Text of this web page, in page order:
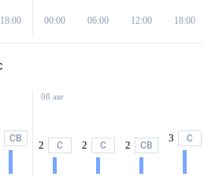
18:00 00:00 06:00 12:00 18:00
СВ
08 авг
2 С 2 С 2 СВ
3 С